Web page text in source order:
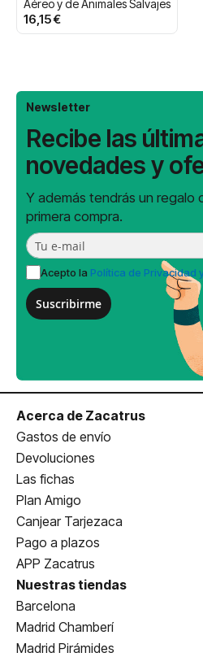
Aéreo y de Animales Salvajes
16,15 €
Newsletter
Recibe las
novedades y
Y además tendrás un regalo
primera compra.
Acepto la Política de Privacidad
Suscribirme
Acerca de Zacatrus
Gastos de envío
Devoluciones
Las fichas
Plan Amigo
Canjear Tarjezaca
Pago a plazos
APP Zacatrus
Nuestras tiendas
Barcelona
Madrid Chamberí
Madrid Pirámides